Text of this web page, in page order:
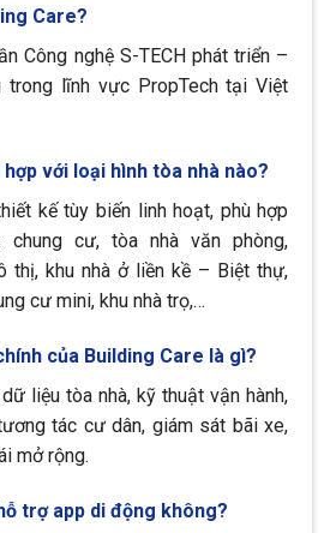
Care?
Công nghệ S-TECH phát triển –
lĩnh vực PropTech tại Việt
với loại hình tòa nhà nào?
kế tùy biến linh hoạt, phù hợp
chung cư, tòa nhà văn phòng,
thị, khu nhà ở liền kề – Biệt thự,
cư mini, khu nhà trọ,…
của Building Care là gì?
liệu tòa nhà, kỹ thuật vận hành,
tác cư dân, giám sát bãi xe,
mở rộng.
trợ app di động không?